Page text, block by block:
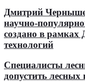
Дмитрий
научно-
создано в рамках
технологий
Специалисты
допустить